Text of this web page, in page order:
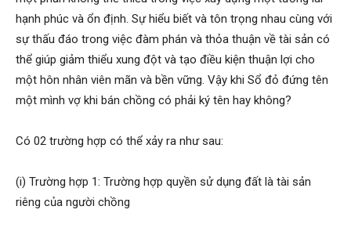
hạnh phúc và ổn định. Sự hiểu biết và tôn trọng nhau cùng với
sự thấu đáo trong việc đàm phán và thỏa thuận về tài sản có
thể giúp giảm thiểu xung đột và tạo điều kiện thuận lợi cho
một hôn nhân viên mãn và bền vững. Vậy khi Sổ đỏ đứng tên
một mình vợ khi bán chồng có phải ký tên hay không?
Có 02 trường hợp có thể xảy ra như sau:
(i) Trường hợp 1: Trường hợp quyền sử dụng đất là tài sản
riêng của người chồng